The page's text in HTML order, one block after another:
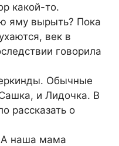
какой-то.
яму вырыть? Пока
век в
говорила
Обычные
и Лидочка. В
рассказать о
А наша мама